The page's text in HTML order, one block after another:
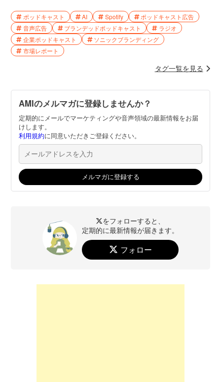
ポッドキャスト AI Spotify
ポッドキャスト広告
音声広告
ブランデッドポッドキャスト
ラジオ
企業ポッドキャスト
ソニックブランディング
市場レポート
タグ一覧を見る
AMIのメルマガに登録しませんか？
定期的にメールでマーケティングや音声領域の最新情報をお届
けします。
利用規約に同意いただきご登録ください。
をフォローすると、
定期的に最新情報が届きます。
フォロー